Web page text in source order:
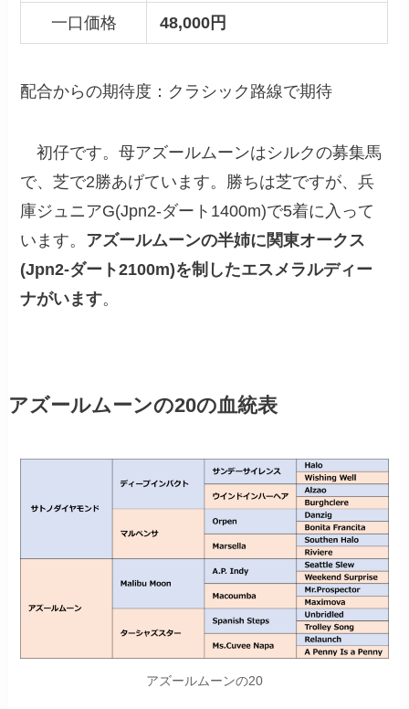
一口価格 48,000円
配合からの期待度：クラシック路線で期待
初仔です。母アズールムーンはシルクの募集馬
で、芝で2勝あげています。勝ちは芝ですが、兵
庫ジュニアG(Jpn2-ダート1400m)で5着に入って
います。 アズールムーンの半姉に関東オークス
(Jpn2-ダート2100m)を制したエスメラルディー
ナがいます。
アズールムーンの20の血統表
アズールムーンの20